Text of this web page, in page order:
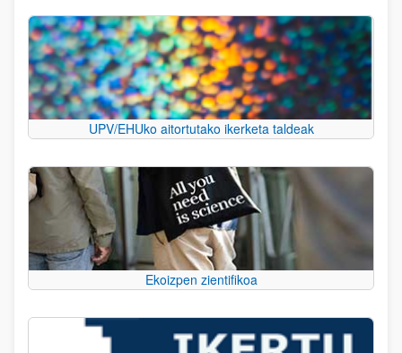
UPV/EHUko aitortutako ikerketa taldeak
Ekoizpen zientifikoa